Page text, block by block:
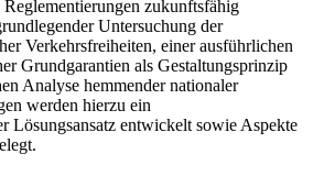
zukunftsfähig
Untersuchung der
Verkehrsfreiheiten, einer ausführlichen
Grundgarantien als Gestaltungsprinzip
Analyse hemmender nationaler
werden hierzu ein
Lösungsansatz entwickelt sowie Aspekte